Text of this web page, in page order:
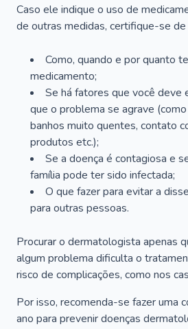
Caso ele indique o uso de
de outras medidas, certifique-se
Como, quando e por quanto
medicamento;
Se há fatores que você deve
que o problema se agrave
banhos muito quentes, contato
produtos etc.);
Se a doença é contagiosa e
família pode ter sido infectada;
O que fazer para evitar a
para outras pessoas.
Procurar o dermatologista apenas
algum problema dificulta o
risco de complicações, como nos
Por isso, recomenda-se fazer uma
ano para prevenir doenças